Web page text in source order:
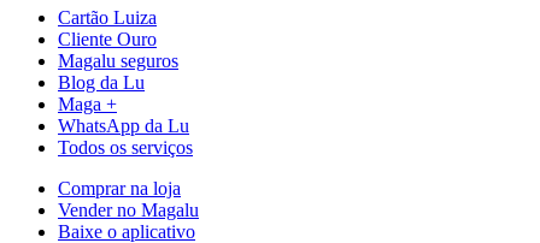
Cartão Luiza
Cliente Ouro
Magalu seguros
Blog da Lu
Maga +
WhatsApp da Lu
Todos os serviços
Comprar na loja
Vender no Magalu
Baixe o aplicativo